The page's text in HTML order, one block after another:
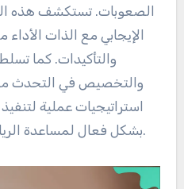
الصعوبات. تستكشف هذه
الإيجابي مع الذات
والتأكيدات. كما
والتخصيص في التحدث مع
استراتيجيات عملية
بشكل فعال لمساعدة الرياضيين على تحقيق أهدافهم.